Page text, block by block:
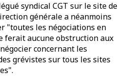
syndical CGT sur le site de
générale a néanmoins
"toutes les négociations en
ferait aucune obstruction aux
concernant les
grévistes sur tous les sites